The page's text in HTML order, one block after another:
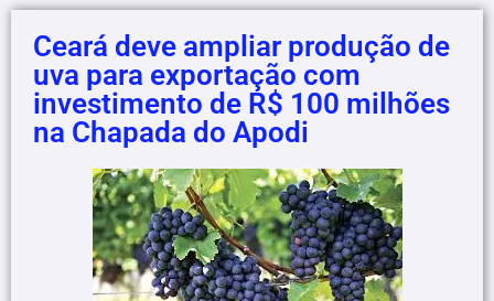
Ceará deve ampliar produção de
uva para exportação com
investimento de R$ 100 milhões
na Chapada do Apodi